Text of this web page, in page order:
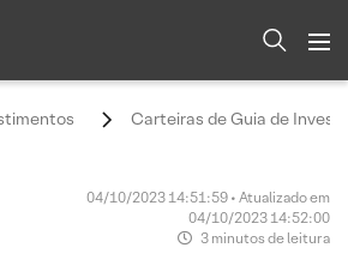
Carteiras de Guia de
04/10/2023 14:51:59 • Atualizado em
04/10/2023 14:52:00
3 minutos de leitura